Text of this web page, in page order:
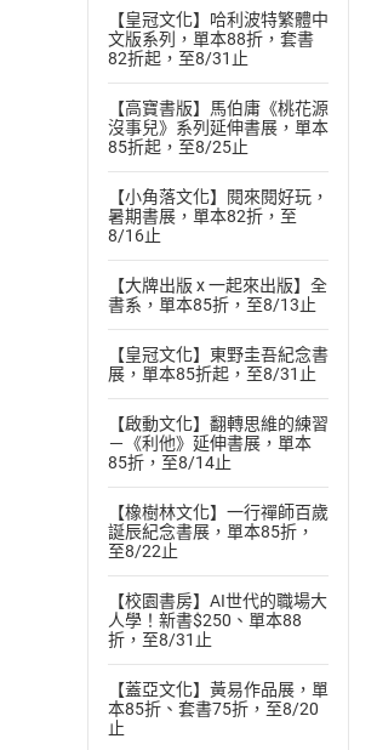
【皇冠文化】哈利波特繁體中
文版系列，單本88折，套書
82折起，至8/31止
【高寶書版】馬伯庸《桃花源
沒事兒》系列延伸書展，單本
85折起，至8/25止
【小角落文化】閱來閱好玩，
暑期書展，單本82折，至
8/16止
【大牌出版 x 一起來出版】全
書系，單本85折，至8/13止
【皇冠文化】東野圭吾紀念書
展，單本85折起，至8/31止
【啟動文化】翻轉思維的練習
－《利他》延伸書展，單本
85折，至8/14止
【橡樹林文化】一行禪師百歲
誕辰紀念書展，單本85折，
至8/22止
【校園書房】AI世代的職場大
人學！新書$250、單本88
折，至8/31止
【蓋亞文化】黃易作品展，單
本85折、套書75折，至8/20
止